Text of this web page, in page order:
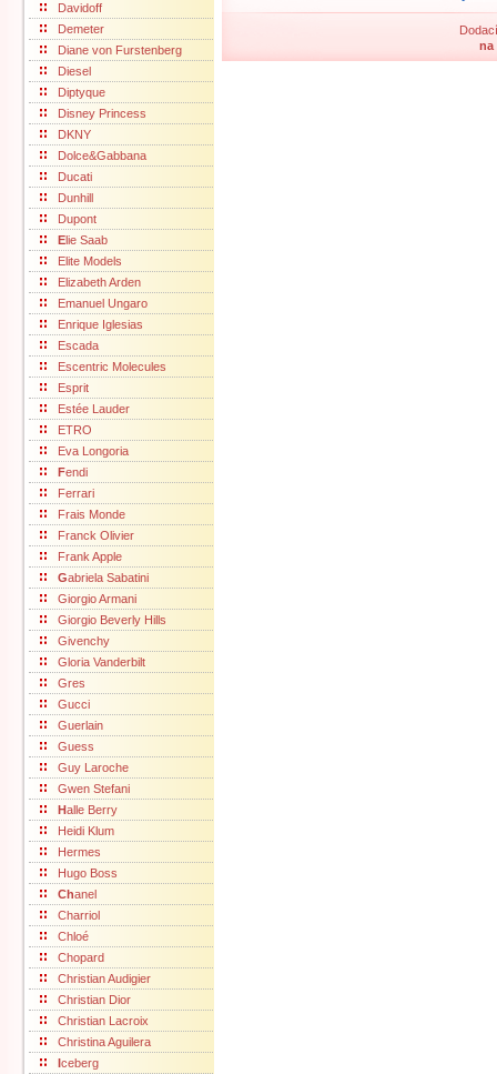
Davidoff
Demeter
Diane von Furstenberg
Diesel
Diptyque
Disney Princess
DKNY
Dolce&Gabbana
Ducati
Dunhill
Dupont
Elie Saab
Elite Models
Elizabeth Arden
Emanuel Ungaro
Enrique Iglesias
Escada
Escentric Molecules
Esprit
Estée Lauder
ETRO
Eva Longoria
Fendi
Ferrari
Frais Monde
Franck Olivier
Frank Apple
Gabriela Sabatini
Giorgio Armani
Giorgio Beverly Hills
Givenchy
Gloria Vanderbilt
Gres
Gucci
Guerlain
Guess
Guy Laroche
Gwen Stefani
Halle Berry
Heidi Klum
Hermes
Hugo Boss
Chanel
Charriol
Chloé
Chopard
Christian Audigier
Christian Dior
Christian Lacroix
Christina Aguilera
Iceberg
na